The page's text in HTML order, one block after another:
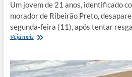
Um jovem de 21 anos, identificado
morador de Ribeirão Preto,
segunda-feira (11), após tentar
Veja maisJovem
Preto
desaparece